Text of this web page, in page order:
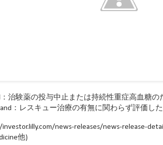
治験薬の投与中止または持続性重症高血糖
：レスキュー治療の有無に関わらず評価し
news-releases/news-release-
他)